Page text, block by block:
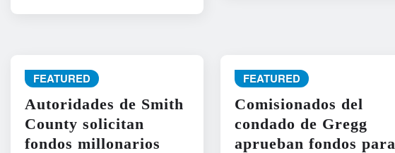
FEATURED
Autoridades de Smith
County solicitan
fondos millonarios
FEATURED
Comisionados del
condado de Gregg
aprueban fondos para